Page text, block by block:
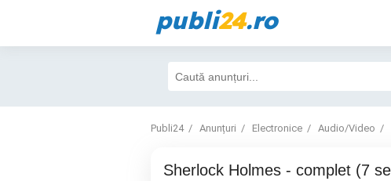
publi24.ro
Publi24 Anunțuri Electronice Audio/Video
Sherlock Holmes - complet (7 sezoane),